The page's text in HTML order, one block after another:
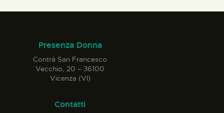
Presenza Donna
Contrà San Francesco
Vecchio, 20 – 36100
Vicenza (VI)
Contatti